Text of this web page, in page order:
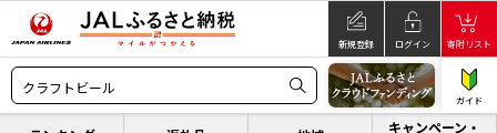
新規登録 ログイン 寄附リスト
ガイド
キャンペーン・